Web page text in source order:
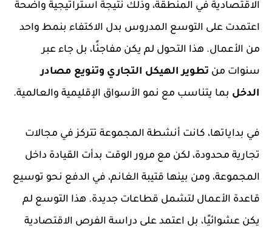
الاقتصادية في المنطقة، وذلك نتيجة استراتيجية واضحة
اعتمدت على التوسع المدروس بدل الاكتفاء بنمط واحد
من الأعمال. هذا التحول لم يكن مفاجئًا، بل جاء عبر
سنوات من تطوير الهيكل التجاري وتنويع مصادر
الدخل بما يتناسب مع نمو الأسواق الإقليمية والعالمية.
في بداياتها، كانت أنشطة المجموعة تتركز في مجالات
تجارية محدودة، لكن مع مرور الوقت بدأت القيادة داخل
المجموعة، ومن بينها قتيبة الغانم، في الدفع نحو توسيع
قاعدة الأعمال لتشمل قطاعات جديدة. هذا التوسع لم
يكن عشوائيًا، بل اعتمد على دراسة الفرص الاقتصادية